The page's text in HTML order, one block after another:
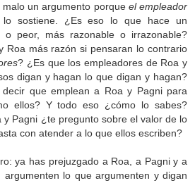
un argumento porque el empleador
sostiene. ¿Es eso lo que hace un
o peor, más razonable o irrazonable?
Roa más razón si pensaran lo contrario
? ¿Es que los empleadores de Roa y
digan y hagan lo que digan y hagan?
que emplean a Roa y Pagni para
ellos? Y todo eso ¿cómo lo sabes?
y Pagni ¿te pregunto sobre el valor de lo
con atender a lo que ellos escriben?
ya has prejuzgado a Roa, a Pagni y a
argumenten lo que argumenten y digan